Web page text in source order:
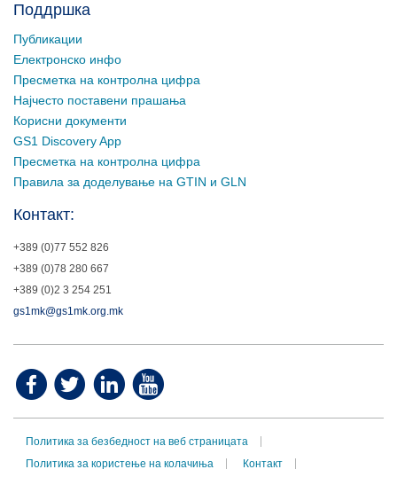
Поддршка
Публикации
Електронско инфо
Пресметка на контролна цифра
Најчесто поставени прашања
Корисни документи
GS1 Discovery App
Пресметка на контролна цифра
Правила за доделување на GTIN и GLN
Контакт:
+389 (0)77 552 826
+389 (0)78 280 667
+389 (0)2 3 254 251
gs1mk@gs1mk.org.mk
Политика за безбедност на веб страницата
Политика за користење на колачиња
Контакт